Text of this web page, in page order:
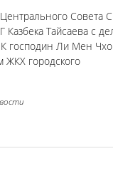
Тайсаева с
господин Ли Мен
ЖКХ городского